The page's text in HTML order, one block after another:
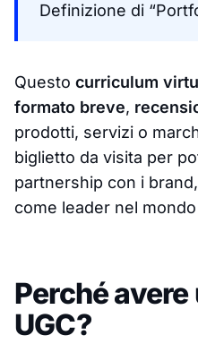
Definizione di
Questo curriculum
formato breve,
prodotti, servizi o
biglietto da visita per
partnership con i
come leader nel mondo
Perché
UGC?